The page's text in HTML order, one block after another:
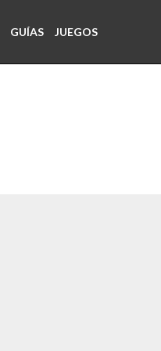
GUÍAS JUEGOS